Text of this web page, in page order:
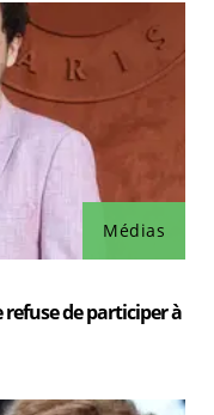
Médias
de participer à